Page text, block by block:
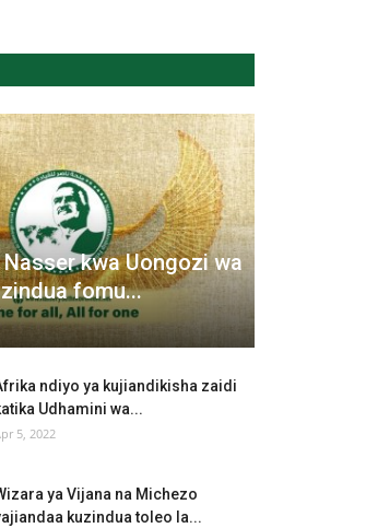
kwa Uongozi wa
fomu...
ndiyo ya kujiandikisha zaidi
Udhamini wa...
5, 2022
ya Vijana na Michezo
kuzindua toleo la...